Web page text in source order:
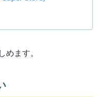
めます。